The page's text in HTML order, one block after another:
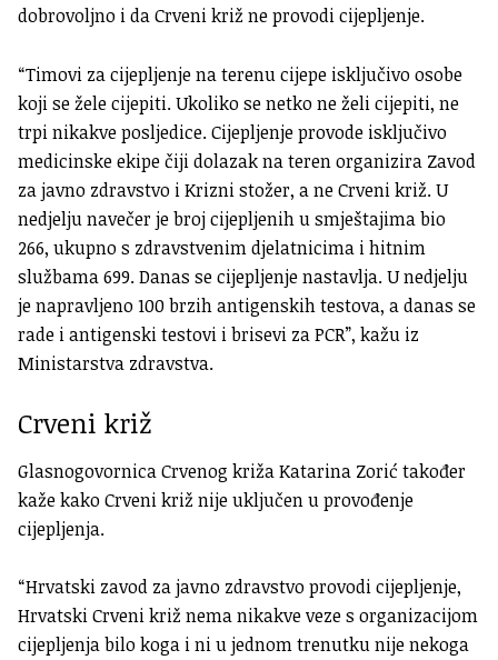
dobrovoljno i da Crveni križ ne provodi cijepljenje.
“Timovi za cijepljenje na terenu cijepe isključivo osobe
koji se žele cijepiti. Ukoliko se netko ne želi cijepiti, ne
trpi nikakve posljedice. Cijepljenje provode isključivo
medicinske ekipe čiji dolazak na teren organizira Zavod
za javno zdravstvo i Krizni stožer, a ne Crveni križ. U
nedjelju navečer je broj cijepljenih u smještajima bio
266, ukupno s zdravstvenim djelatnicima i hitnim
službama 699. Danas se cijepljenje nastavlja. U nedjelju
je napravljeno 100 brzih antigenskih testova, a danas se
rade i antigenski testovi i brisevi za PCR”, kažu iz
Ministarstva zdravstva.
Crveni križ
Glasnogovornica Crvenog križa Katarina Zorić također
kaže kako Crveni križ nije uključen u provođenje
cijepljenja.
“Hrvatski zavod za javno zdravstvo provodi cijepljenje,
Hrvatski Crveni križ nema nikakve veze s organizacijom
cijepljenja bilo koga i ni u jednom trenutku nije nekoga